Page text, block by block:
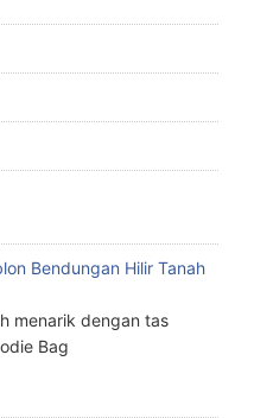
Bendungan Hilir Tanah
menarik dengan tas
Bag